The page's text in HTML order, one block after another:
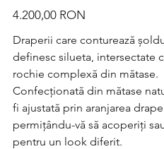
Preț
4.200,00 RON
Draperii care conturează
definesc silueta, intersectate
rochie complexă din mătase.
Confecționată din mătase
fi ajustată prin aranjarea
permițându-vă să acoperiți
pentru un look diferit.